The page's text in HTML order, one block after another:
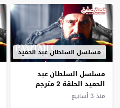
01:56:31
مسلسل السلطان عبد الحميد
مسلسل السلطان عبد
الحميد الحلقة 2 مترجم
منذ 3 أسابيع